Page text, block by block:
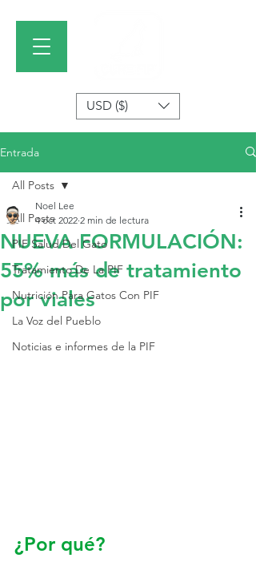
USD ($)
Entrada
All Posts
PIF Salud Del Gato
Tratamiento De La PIF
Nutrición Para Gatos Con PIF
La Voz del Pueblo
Noticias e informes de la PIF
All Posts
NUEVA FORMULACIÓN:
55% más de tratamiento
por viales
Noel Lee
4 oct 2022 2 min de lectura
¿Por qué?